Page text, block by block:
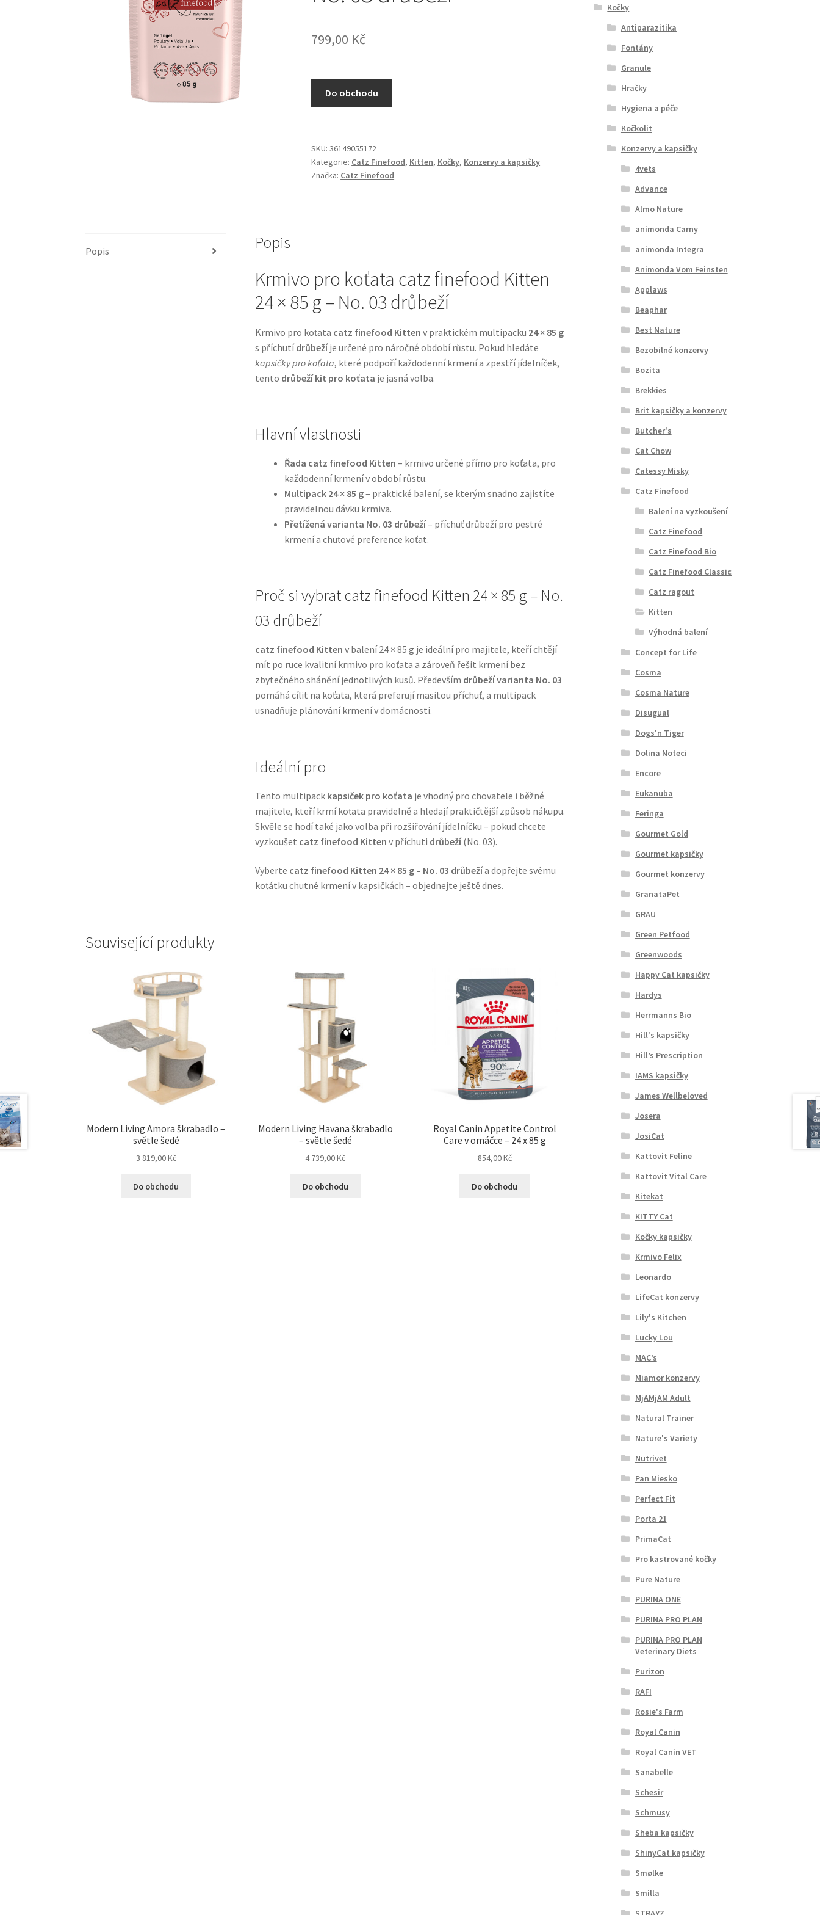
799,00 Kč
Do obchodu
SKU:36149055172
Kategorie: Catz Finefood, Kitten, Kočky, Konzervy a kapsičky
Značka: Catz Finefood
Popis Popis
Krmivo pro koťata catz finefood Kitten
24 × 85 g – No. 03 drůbeží
Krmivo pro koťata catz finefood Kitten v praktickém multipacku 24 × 85 g
s příchutídrůbežíje určené pro náročné období růstu. Pokud hledáte
kapsičky pro koťata, které podpoří každodenní krmení a zpestří jídelníček,
tento drůbeží kit pro koťata je jasná volba.
Hlavní vlastnosti
Řada catz finefood Kitten – krmivo určené přímo pro koťata, pro
každodenní krmení v období růstu.
Multipack 24 × 85 g– praktické balení, se kterým snadno zajistíte
pravidelnou dávku krmiva.
Přetížená varianta No. 03 drůbeží– příchuť drůbeží pro pestré
krmení a chuťové preference koťat.
Proč si vybrat catz finefood Kitten 24 × 85 g – No.
03 drůbeží
catz finefood Kitten v balení 24 × 85 g je ideální pro majitele, kteří chtějí
mít po ruce kvalitní krmivo pro koťata a zároveň řešit krmení bez
zbytečného shánění jednotlivých kusů. Především drůbeží varianta No. 03
pomáhá cílit na koťata, která preferují masitou příchuť, a multipack
usnadňuje plánování krmení v domácnosti.
Ideální pro
Tento multipack kapsiček pro koťata je vhodný pro chovatele i běžné
majitele, kteří krmí koťata pravidelně a hledají praktičtější způsob nákupu.
Skvěle se hodí také jako volba při rozšiřování jídelníčku – pokud chcete
vyzkoušet catz finefood Kitten v příchuti drůbeží(No. 03).
Vyberte catz finefood Kitten 24 × 85 g – No. 03 drůbežía dopřejte svému
koťátku chutné krmení v kapsičkách – objednejte ještě dnes.
Související produkty
Modern Living Amora škrabadlo –
světle šedé
3 819,00Kč
Do obchodu
Modern Living Havana škrabadlo
– světle šedé
4 739,00Kč
Do obchodu
Royal Canin Appetite Control
Care v omáčce – 24 x 85 g
854,00Kč
Do obchodu
Kočky
Antiparazitika
Fontány
Granule
Hračky
Hygiena a péče
Kočkolit
Konzervy a kapsičky
4vets
Advance
Almo Nature
animonda Carny
animonda Integra
Animonda Vom Feinsten
Applaws
Beaphar
Best Nature
Bezobilné konzervy
Bozita
Brekkies
Brit kapsičky a konzervy
Butcher's
Cat Chow
Catessy Misky
Catz Finefood
Balení na vyzkoušení
Catz Finefood
Catz Finefood Bio
Catz Finefood Classic
Catz ragout
Kitten
Výhodná balení
Concept for Life
Cosma
Cosma Nature
Disugual
Dogs'n Tiger
Dolina Noteci
Encore
Eukanuba
Feringa
Gourmet Gold
Gourmet kapsičky
Gourmet konzervy
GranataPet
GRAU
Green Petfood
Greenwoods
Happy Cat kapsičky
Hardys
Herrmanns Bio
Hill's kapsičky
Hill’s Prescription
IAMS kapsičky
James Wellbeloved
Josera
JosiCat
Kattovit Feline
Kattovit Vital Care
Kitekat
KITTY Cat
Kočky kapsičky
Krmivo Felix
Leonardo
LifeCat konzervy
Lily's Kitchen
Lucky Lou
MAC’s
Miamor konzervy
MjAMjAM Adult
Natural Trainer
Nature's Variety
Nutrivet
Pan Miesko
Perfect Fit
Porta 21
PrimaCat
Pro kastrované kočky
Pure Nature
PURINA ONE
PURINA PRO PLAN
PURINA PRO PLAN
Veterinary Diets
Purizon
RAFI
Rosie's Farm
Royal Canin
Royal Canin VET
Sanabelle
Schesir
Schmusy
Sheba kapsičky
ShinyCat kapsičky
Smølke
Smilla